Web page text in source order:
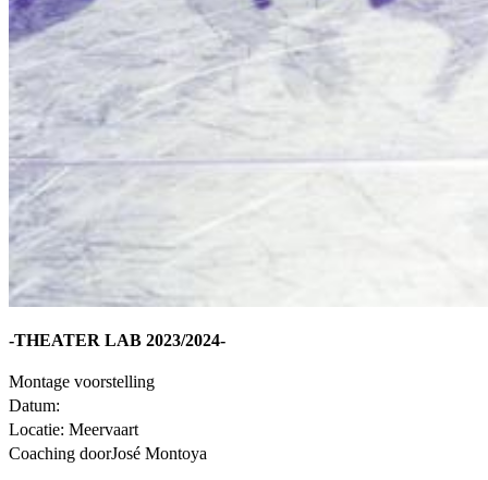
-THEATER LAB 2023/2024-
Montage voorstelling
Datum:
Locatie: Meervaart
Coaching doorJosé Montoya